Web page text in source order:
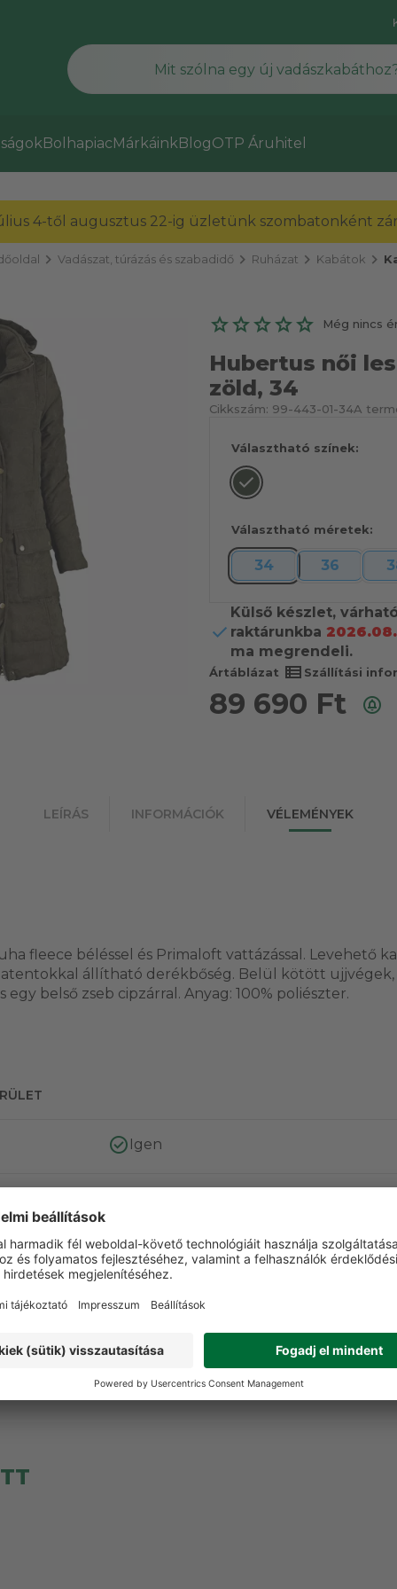
BolhapiacMárkáinkBlogOTP Áruhitel
4-től augusztus 22-ig üzletünk szombatonként
chevron_right Vadászat, túrázás és szabadidőchevron_right Ruházat chevron_right Kabátok chevron_right
Még nincs
Hubertus női
zöld, 34
Cikkszám: 99-443-01-34A
Választható színek:
Választható méretek:
34 36
Külső készlet,
raktárunkba
ma megrendeli.
Ártáblázat view_list Szállítási
89 690 Ft
LEÍRÁS INFORMÁCIÓK VÉLEMÉNYEK
fleece béléssel és Primaloft vattázással. Levehető
állítható derékbőség. Belül kötött
egy belső zseb cipzárral. Anyag: 100% poliészter.
Igen
VÁSÁRLÓI VÉLEMÉNYEK
a terméket még senki nem értékelte. Legyen Ön az
Vélemény írása